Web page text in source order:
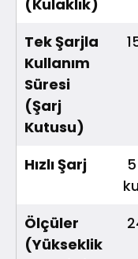
(Kulaklık)
Tek Şarjla
Kullanım
Süresi
(Şarj
Kutusu)
Hızlı Şarj
Ölçüler
(Yükseklik